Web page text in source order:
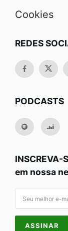
Cookies
REDES
PODCASTS
INSCREVA-
em nossa